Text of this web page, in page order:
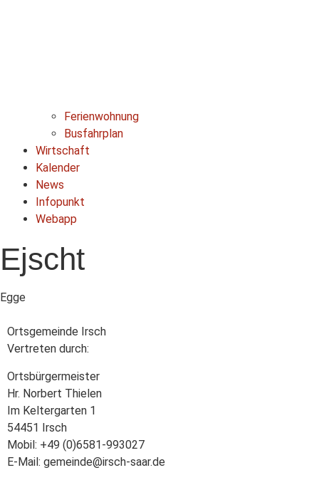
Ferienwohnung
Busfahrplan
Wirtschaft
Kalender
News
Infopunkt
Webapp
Ejscht
Egge
Ortsgemeinde Irsch
Vertreten durch:
Ortsbürgermeister
Hr. Norbert Thielen
Im Keltergarten 1
54451 Irsch
Mobil: +49 (0)6581-993027
E-Mail: gemeinde@irsch-saar.de